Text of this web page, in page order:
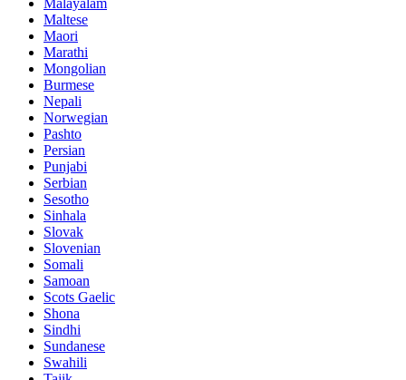
Maltese
Maori
Marathi
Mongolian
Burmese
Nepali
Norwegian
Pashto
Persian
Punjabi
Serbian
Sesotho
Sinhala
Slovak
Slovenian
Somali
Samoan
Scots Gaelic
Shona
Sindhi
Sundanese
Swahili